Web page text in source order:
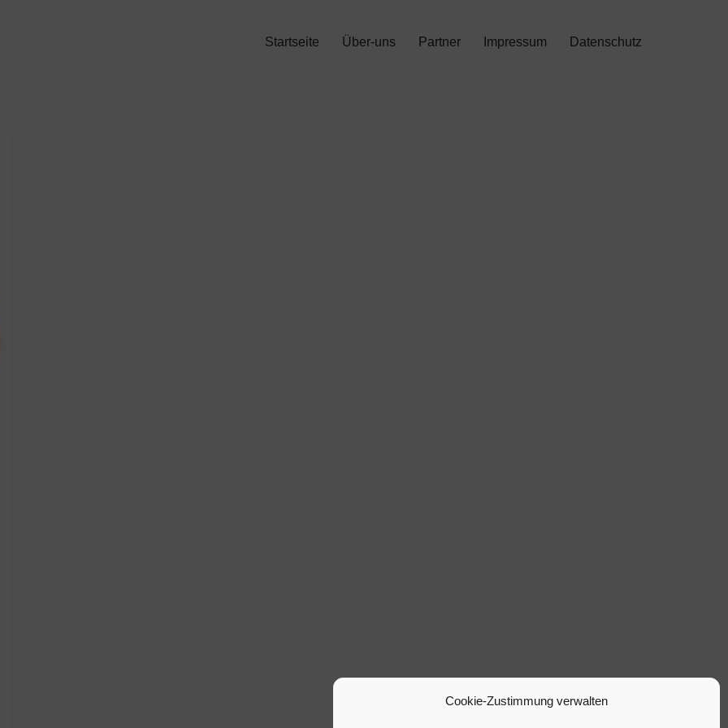
Cookie-Zustimmung verwalten
Startseite Über-uns Partner Impressum Datenschutz